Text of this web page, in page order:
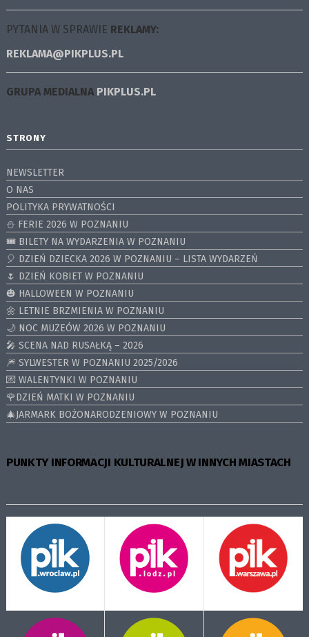
PYTANIA W SPRAWIE REKLAMY:
REKLAMA@PIKPLUS.PL
GRUPA MEDIALNA PIKPLUS.PL
STRONY
NEWSLETTER
O NAS
POLITYKA PRYWATNOŚCI
⛄️ FERIE 2026 W POZNANIU
🎟️ BILETY NA WYDARZENIA W POZNANIU
🎈 DZIEŃ DZIECKA 2026 W POZNANIU – LISTA WYDARZEŃ
🌷 DZIEŃ KOBIET W POZNANIU
🎃 HALLOWEEN W POZNANIU
🌼 LETNIE BRZMIENIA W POZNANIU
🌙 NOC MUZEÓW 2026 W POZNANIU
🎤 SCENA NAD RUSAŁKĄ – 2026
🎆 SYLWESTER W POZNANIU 2025/2026
💌 WALENTYNKI W POZNANIU
🌹DZIEŃ MATKI W POZNANIU
🎄JARMARK BOŻONARODZENIOWY W POZNANIU
PUNKTY INFORMACJI KULTURALNEJ W INNYCH MIASTACH